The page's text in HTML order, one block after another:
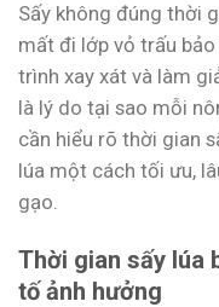
Sấy không đúng thời
mất đi lớp vỏ trấu
trình xay xát và làm
là lý do tại sao mỗi
cần hiểu rõ thời gian
lúa một cách tối ưu,
gạo.
Thời gian sấy lúa
tố ảnh hưởng